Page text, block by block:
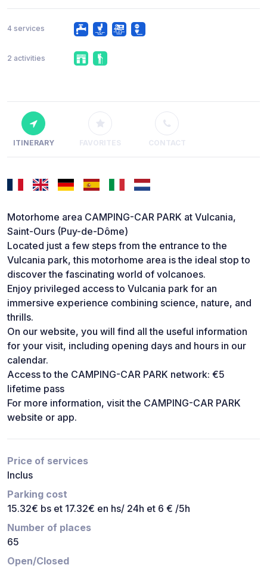
4 services
2 activities
ITINERARY FAVORITES CONTACT
Motorhome area CAMPING-CAR PARK at Vulcania,
Saint-Ours (Puy-de-Dôme)
Located just a few steps from the entrance to the
Vulcania park, this motorhome area is the ideal stop to
discover the fascinating world of volcanoes.
Enjoy privileged access to Vulcania park for an
immersive experience combining science, nature, and
thrills.
On our website, you will find all the useful information
for your visit, including opening days and hours in our
calendar.
Access to the CAMPING-CAR PARK network: €5
lifetime pass
For more information, visit the CAMPING-CAR PARK
website or app.
Price of services
Inclus
Parking cost
15.32€ bs et 17.32€ en hs/ 24h et 6 € /5h
Number of places
65
Open/Closed